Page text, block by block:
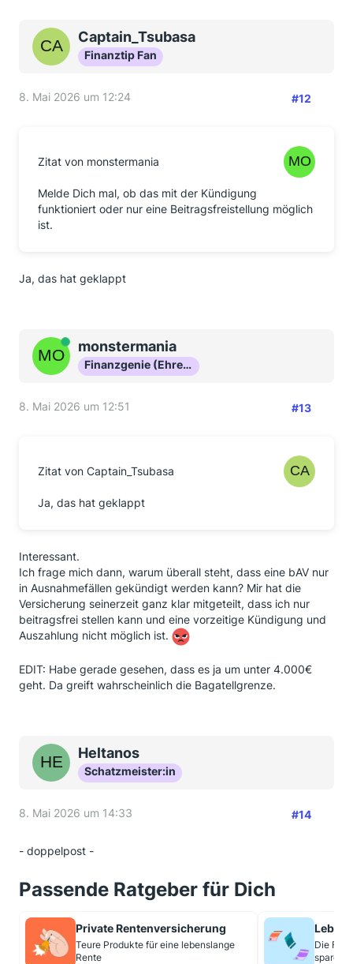
Captain_Tsubasa
Finanztip Fan
8. Mai 2026 um 12:24 #12
Zitat von monstermania
Melde Dich mal, ob das mit der Kündigung
funktioniert oder nur eine Beitragsfreistellung möglich
ist.
Ja, das hat geklappt
Onlinemonstermania
Finanzgenie (Ehrenmitglied)
8. Mai 2026 um 12:51 #13
Zitat von Captain_Tsubasa
Ja, das hat geklappt
Interessant.
Ich frage mich dann, warum überall steht, dass eine bAV nur
in Ausnahmefällen gekündigt werden kann? Mir hat die
Versicherung seinerzeit ganz klar mitgeteilt, dass ich nur
beitragsfrei stellen kann und eine vorzeitige Kündigung und
Auszahlung nicht möglich ist.
EDIT: Habe gerade gesehen, dass es ja um unter 4.000€
geht. Da greift wahrscheinlich die Bagatellgrenze.
Heltanos
Schatzmeister:in
8. Mai 2026 um 14:33 #14
- doppelpost -
Passende Ratgeber für Dich
Private Rentenversicherung
Teure Produkte für eine lebenslange
Rente
Die
sparen